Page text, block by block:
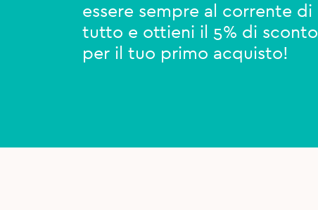
essere sempre al corrente di
tutto e ottieni il 5% di sconto
per il tuo primo acquisto!